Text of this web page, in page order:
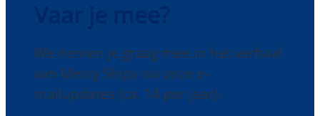
We nemen je graag mee in het verhaal
van Mercy Ships via onze e-
mailupdates (ca. 14 per jaar).